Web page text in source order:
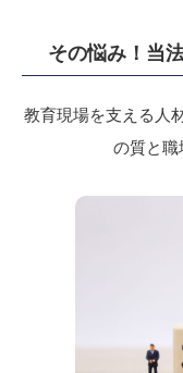
その悩み！当
教育現場を支える人
の質と職